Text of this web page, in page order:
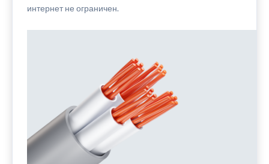
интернет не ограничен.